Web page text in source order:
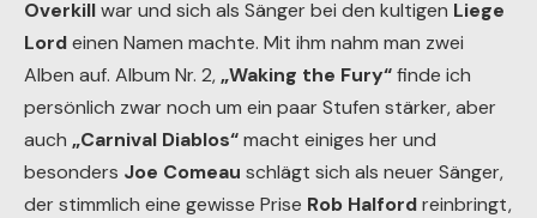
Overkillwar und sich als Sänger bei den kultigen Liege
Lordeinen Namen machte. Mit ihm nahm man zwei
Alben auf. Album Nr. 2, „Waking the Fury“finde ich
persönlich zwar noch um ein paar Stufen stärker, aber
auch „Carnival Diablos“macht einiges her und
besonders Joe Comeau schlägt sich als neuer Sänger,
der stimmlich eine gewisse Prise Rob Halfordreinbringt,